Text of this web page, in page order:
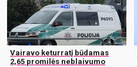
Vairavo keturratį būdamas
2,65 promilės neblaivumo